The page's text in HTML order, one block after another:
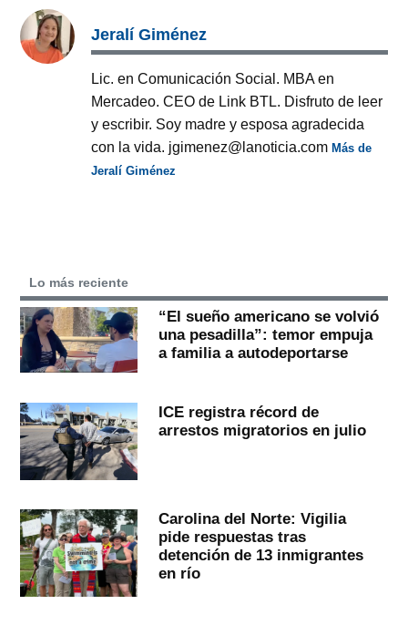
Jeralí Giménez
Lic. en Comunicación Social. MBA en
Mercadeo. CEO de Link BTL. Disfruto de leer
y escribir. Soy madre y esposa agradecida
con la vida. jgimenez@lanoticia.comMás de
Jeralí Giménez
Lo más reciente
“El sueño americano se volvió
una pesadilla”: temor empuja
a familia a autodeportarse
ICE registra récord de
arrestos migratorios en julio
Carolina del Norte: Vigilia
pide respuestas tras
detención de 13 inmigrantes
en río